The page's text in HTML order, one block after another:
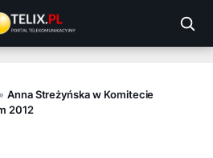
Anna Streżyńska w Komitecie
2012